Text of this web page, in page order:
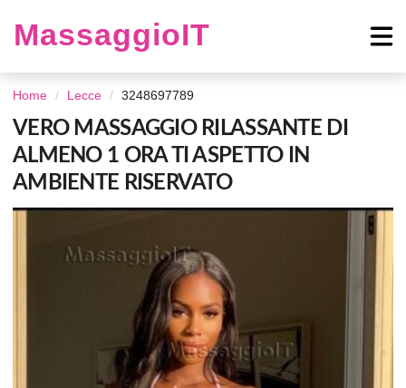
MassaggioIT
Home Lecce 3248697789
VERO MASSAGGIO RILASSANTE DI
ALMENO 1 ORA TI ASPETTO IN
AMBIENTE RISERVATO